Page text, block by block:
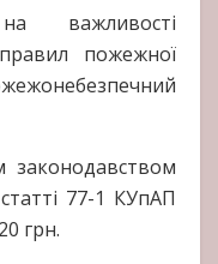
важливості
пожежної
законодавством
77-1 КУпАП
грн.